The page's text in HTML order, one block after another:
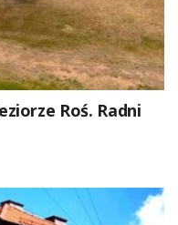
Roś. Radni